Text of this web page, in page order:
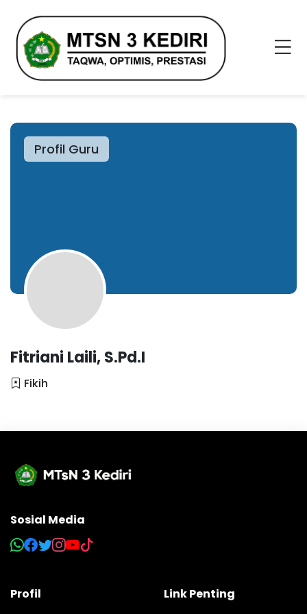
Profil Guru
Fitriani Laili, S.Pd.I
Fikih
Sosial Media
Profil Link Penting